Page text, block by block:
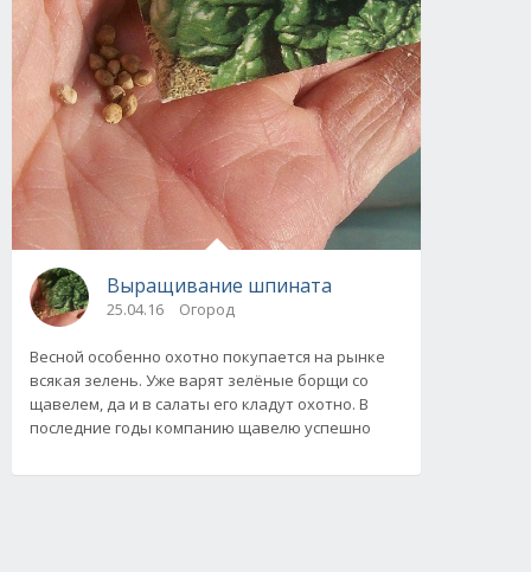
Выращивание шпината
25.04.16 Огород
Весной особенно охотно покупается на рынке
всякая зелень. Уже варят зелёные борщи со
щавелем, да и в салаты его кладут охотно. В
последние годы компанию щавелю успешно